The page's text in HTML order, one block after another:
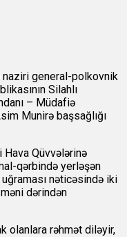
naziri general-polkovnik
Silahlı
– Müdafiə
Munirə başsağlığı
Hava Qüvvələrinə
qərbində yerləşən
nəticəsində iki
dərindən
olanlara rəhmət diləyir,